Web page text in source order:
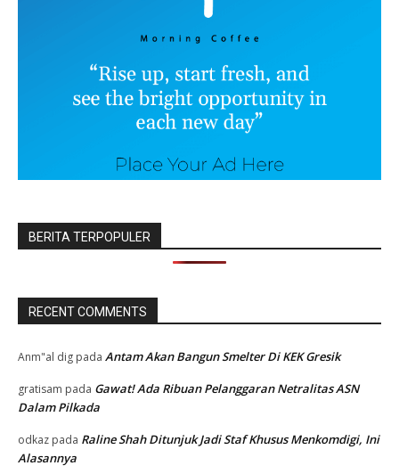
BERITA TERPOPULER
RECENT COMMENTS
Anm"al dig pada Antam Akan Bangun Smelter Di KEK Gresik
gratisam pada Gawat! Ada Ribuan Pelanggaran Netralitas ASN
Dalam Pilkada
odkaz pada Raline Shah Ditunjuk Jadi Staf Khusus Menkomdigi, Ini
Alasannya